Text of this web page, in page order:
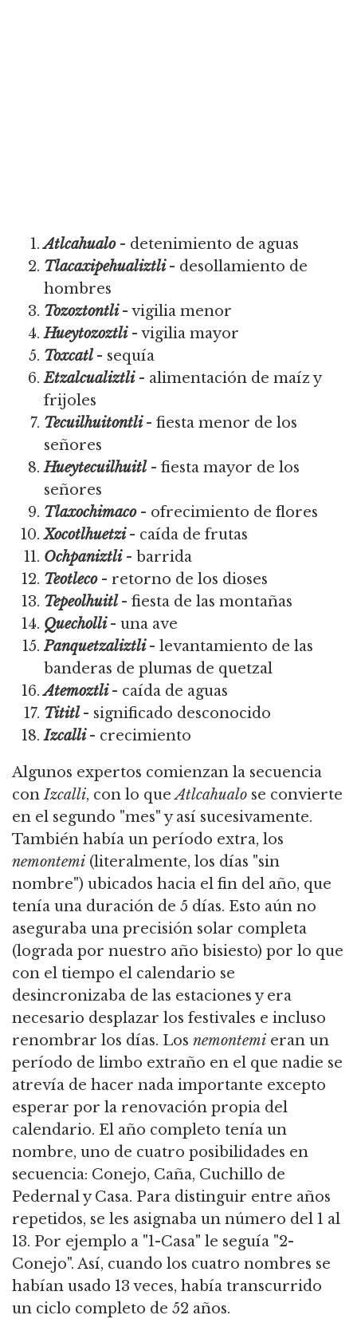
Atlcahualo - detenimiento de aguas
Tlacaxipehualiztli- desollamiento de
hombres
Tozoztontli- vigilia menor
Hueytozoztli - vigilia mayor
Toxcatl - sequía
Etzalcualiztli - alimentación de maíz y
frijoles
Tecuilhuitontli- fiesta menor de los
señores
Hueytecuilhuitl - fiesta mayor de los
señores
Tlaxochimaco - ofrecimiento de flores
Xocotlhuetzi- caída de frutas
Ochpaniztli - barrida
Teotleco - retorno de los dioses
Tepeolhuitl - fiesta de las montañas
Quecholli- una ave
Panquetzaliztli- levantamiento de las
banderas de plumas de quetzal
Atemoztli- caída de aguas
Tititl - significado desconocido
Izcalli- crecimiento
Algunos expertos comienzan la secuencia
conIzcalli, con lo queAtlcahualo se convierte
en el segundo "mes" y así sucesivamente.
También había un período extra, los
nemontemi (literalmente, los días "sin
nombre") ubicados hacia el fin del año, que
tenía una duración de 5 días. Esto aún no
aseguraba una precisión solar completa
(lograda por nuestro año bisiesto) por lo que
con el tiempo el calendario se
desincronizaba de las estaciones y era
necesario desplazar los festivales e incluso
renombrar los días. Los nemontemi eran un
período de limbo extraño en el que nadie se
atrevía de hacer nada importante excepto
esperar por la renovación propia del
calendario. El año completo tenía un
nombre, uno de cuatro posibilidades en
secuencia: Conejo, Caña, Cuchillo de
Pedernal y Casa. Para distinguir entre años
repetidos, se les asignaba un número del 1 al
13. Por ejemplo a "1-Casa" le seguía "2-
Conejo". Así, cuando los cuatro nombres se
habían usado 13 veces, había transcurrido
un ciclo completo de 52 años.